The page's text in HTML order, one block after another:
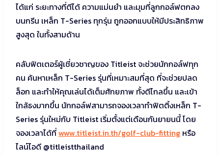
ได้แก่ ระยะทางที่ตีได้ ความแม่นยำ และมุมที่ลูกกอล์ฟตกลง
บนกรีน เหล็ก T-Series ทุกรุ่น ถูกออกแบบให้มีประสิทธิภาพ
สูงสุด ในทั้งสามด้าน
คลับฟิตเตอร์ผู้เชี่ยวชาญของ Titleist จะช่วยนักกอล์ฟทุก
คน ค้นหาเหล็ก T-Series รุ่นที่เหมาะสมที่สุด ที่จะช่วยปลด
ล็อก และทำให้คุณเล่นได้เต็มศักยภาพ ทั้งตีไกลขึ้น และเข้า
ใกล้ธงมากขึ้น นักกอล์ฟสามารถจองเวลาทำฟิตติ้งเหล็ก T-
Series รุ่นใหม่กับ Titleist เริ่มตั้งแต่เดือนกันยายนนี้ โดย
จองเวลาได้ที่www.titleist.in.th/golf-club-fitting หรือ
ไลน์ไอดี @titleistthailand